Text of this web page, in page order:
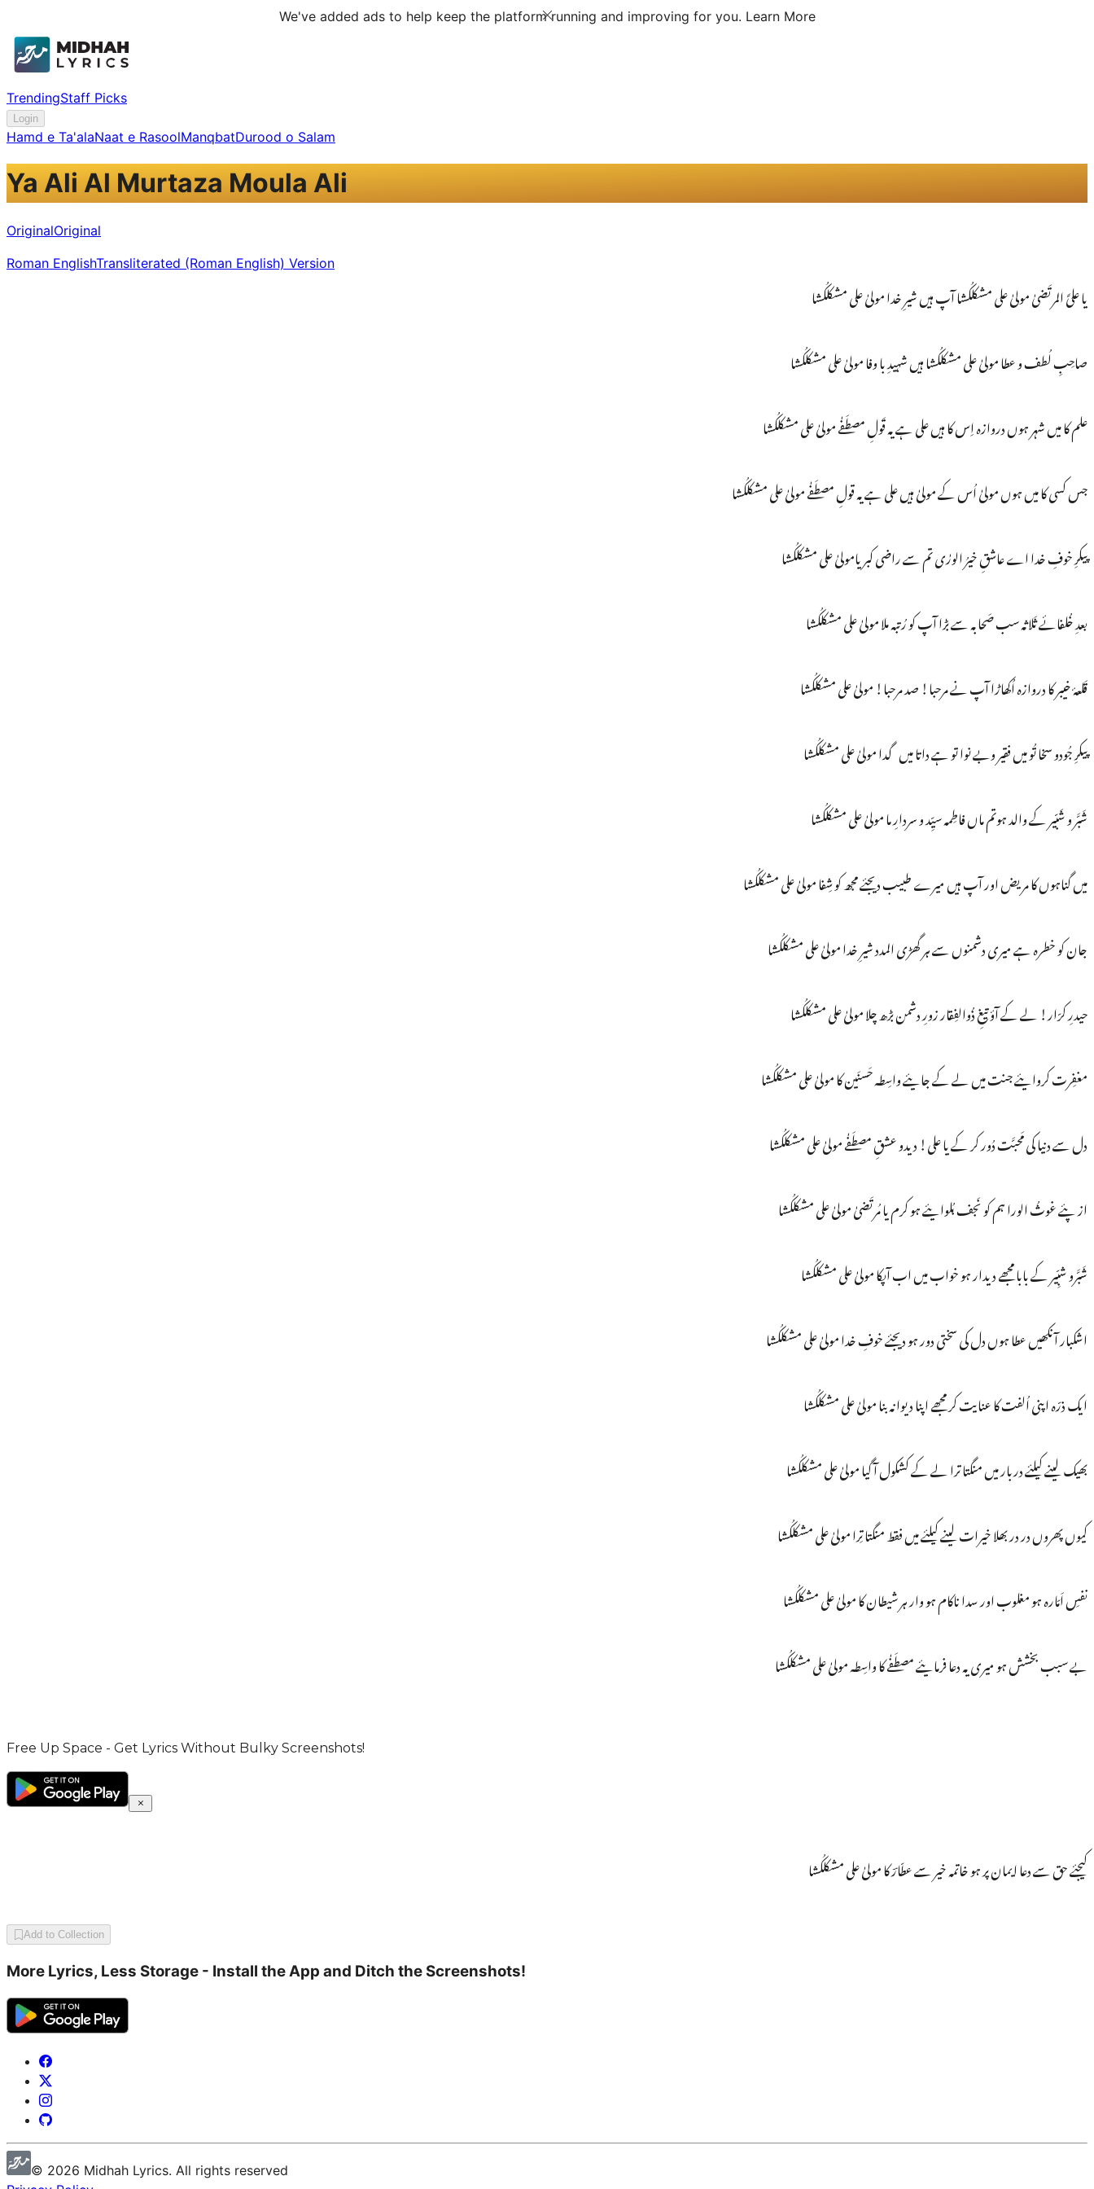
We've added ads to help keep the platform running and improving for you. Learn More
TrendingStaff Picks
Login
Hamd e Ta'alaNaat e RasoolManqbatDurood o Salam
Ya Ali Al Murtaza Moula Ali
OriginalOriginal
Roman EnglishTransliterated (Roman English) Version
یا علیَّ المرتَضیٰ مولیٰ علی مشکلکُشا آپ ہیں شیرِ خدا مولیٰ علی مشکلکُشا
صاحِبِ لُطف و عطا مولیٰ علی مشکلکُشا ہیں شہیدِ با وفا مولیٰ علی مشکلکُشا
علم کا میں شہر ہوں دروازہ اِس کا ہیں علی ہے یہ قَولِ مصطَفٰے مولیٰ علی مشکلکُشا
جس کسی کا میں ہوں مولیٰ اُس کے مولیٰ ہیں علی ہے یہ قولِ مصطَفٰے مولیٰ علی مشکلکُشا
پیکرِ خوفِ خدا اے عاشقِ خیرُ الورٰی تم سے راضی کبریامولیٰ علی مشکلکُشا
بعدِ خُلفائے ثَلاثہ سب صَحابہ سے بڑا آپ کو رُتبہ ملا مولیٰ علی مشکلکُشا
قَلعۂ خیبر کا دروازہ اُکھاڑا آپ نے مرحبا! صد مرحبا! مولیٰ علی مشکلکُشا
پیکرِ جُودو سخا تُو میں فقیر وبے نوا تو ہے داتا میں گدا مولیٰ علی مشکلکُشا
شَبَّر و شَبّیر کے والد ہوتم ماں فاطِمہ سیِّد و سردارِ ما مولیٰ علی مشکلکُشا
میں گناہوں کا مریض اور آپ ہیں میرے طبیب دیجئے مجھ کو شِفا مولیٰ علی مشکلکُشا
جان کو خطرہ ہے میری دشمنوں سے ہر گھڑی المدد شیرِ خدا مولیٰ علی مشکلکُشا
حیدرِ کرّار! لے کے آؤ تیغِ ذُوالفِقار زورِ دشمن بڑھ چلا مولیٰ علی مشکلکُشا
مغفِرت کروایئے جنت میں لے کے جایئے واسِطہ حَسنَین کا مولیٰ علی مشکلکُشا
دل سے دنیا کی مَحبَّت دُور کر کے یا علی! دیدو عشقِ مصطَفٰے مولیٰ علی مشکلکُشا
از پئے غوثُ الورا ہم کو نَجف بُلوایئے ہو کرم یا مُرتَضیٰ مولیٰ علی مشکلکُشا
شَبَّرو شبِّیر کے بابا مجھے دیدار ہو خواب میں اب آپکا مولیٰ علی مشکلکُشا
اشکبار آنکھیں عطا ہوں دل کی سختی دور ہو دیجئے خوفِ خدا مولیٰ علی مشکلکُشا
ایک ذرّہ اپنی اُلفت کا عنایت کر مجھے اپنا دیوانہ بنا مولیٰ علی مشکلکُشا
بھیک لینے کیلئے دربار میں منگتا ترا لے کے کشکول آ گیا مولیٰ علی مشکلکُشا
کیوں پھروں در در بھلا خیرات لینے کیلئے میں فقط منگتا تِرا مولیٰ علی مشکلکُشا
نفسِ اَمّارہ ہو مغلوب اور سدا ناکام ہو وار ہر شیطان کا مولیٰ علی مشکلکُشا
بے سبب بخشش ہو میری یہ دعا فرمایئے مصطَفٰے کا واسِطہ مولیٰ علی مشکلکُشا
Free Up Space - Get Lyrics Without Bulky Screenshots!
کیجئے حق سے دعا ایمان پر ہو خاتمہ خیر سے عطّارؔ کا مولیٰ علی مشکلکُشا
Add to Collection
More Lyrics, Less Storage - Install the App and Ditch the Screenshots!
© 2026 Midhah Lyrics. All rights reserved